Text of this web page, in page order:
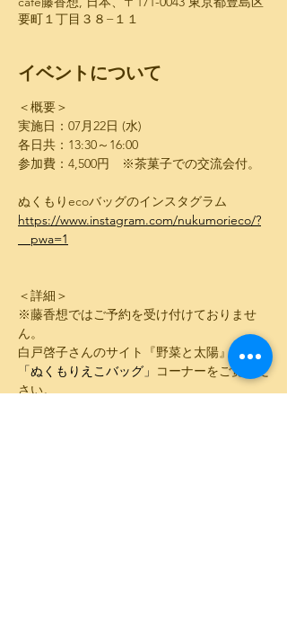
要町１丁目３８−１１
イベントについて
＜概要＞
実施日：07月22日 (水)
各日共：13:30～16:00
参加費：4,500円　※茶菓子での交流会付。
ぬくもりecoバッグのインスタグラム
https://www.instagram.com/nukumorieco/?
__pwa=1
＜詳細＞
※藤香想ではご予約を受け付けておりませ
ん。
白戸啓子さんのサイト『野菜と太陽』内の
「ぬくもりえこバッグ」 コーナーをご覧くだ
さい。